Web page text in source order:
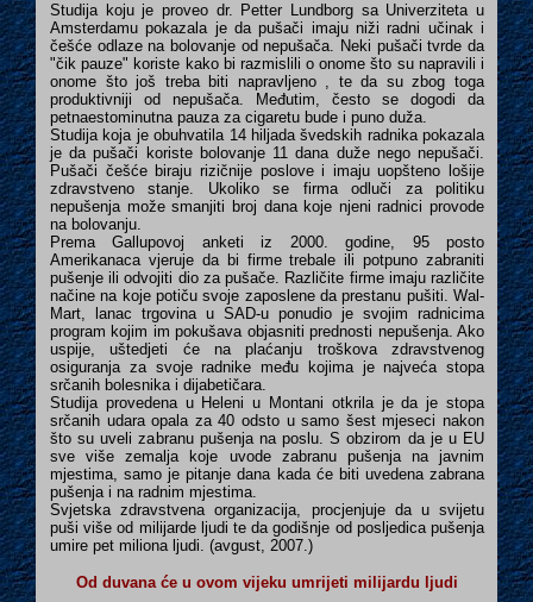
Studija koju je proveo dr. Petter Lundborg sa Univerziteta u
Amsterdamu pokazala je da pušači imaju niži radni učinak i
češće odlaze na bolovanje od nepušača. Neki pušači tvrde da
"čik pauze" koriste kako bi razmislili o onome što su napravili i
onome što još treba biti napravljeno , te da su zbog toga
produktivniji od nepušača. Međutim, često se dogodi da
petnaestominutna pauza za cigaretu bude i puno duža.
Studija koja je obuhvatila 14 hiljada švedskih radnika pokazala
je da pušači koriste bolovanje 11 dana duže nego nepušači.
Pušači češće biraju rizičnije poslove i imaju uopšteno lošije
zdravstveno stanje. Ukoliko se firma odluči za politiku
nepušenja može smanjiti broj dana koje njeni radnici provode
na bolovanju.
Prema Gallupovoj anketi iz 2000. godine, 95 posto
Amerikanaca vjeruje da bi firme trebale ili potpuno zabraniti
pušenje ili odvojiti dio za pušače. Različite firme imaju različite
načine na koje potiču svoje zaposlene da prestanu pušiti. Wal-
Mart, lanac trgovina u SAD-u ponudio je svojim radnicima
program kojim im pokušava objasniti prednosti nepušenja. Ako
uspije, uštedjeti će na plaćanju troškova zdravstvenog
osiguranja za svoje radnike među kojima je najveća stopa
srčanih bolesnika i dijabetičara.
Studija provedena u Heleni u Montani otkrila je da je stopa
srčanih udara opala za 40 odsto u samo šest mjeseci nakon
što su uveli zabranu pušenja na poslu. S obzirom da je u EU
sve više zemalja koje uvode zabranu pušenja na javnim
mjestima, samo je pitanje dana kada će biti uvedena zabrana
pušenja i na radnim mjestima.
Svjetska zdravstvena organizacija, procjenjuje da u svijetu
puši više od milijarde ljudi te da godišnje od posljedica pušenja
umire pet miliona ljudi. (avgust, 2007.)
Od duvana će u ovom vijeku umrijeti milijardu ljudi